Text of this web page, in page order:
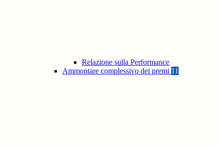
Relazione sulla Performance
Ammontare complessivo dei premi 11